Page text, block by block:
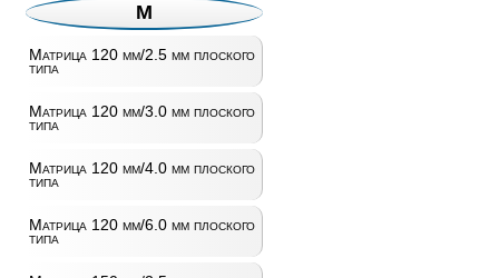
М
Матрица 120 мм/2.5 мм плоского
типа
Матрица 120 мм/3.0 мм плоского
типа
Матрица 120 мм/4.0 мм плоского
типа
Матрица 120 мм/6.0 мм плоского
типа